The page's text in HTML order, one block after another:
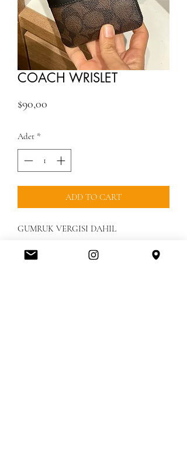
COACH WRISLET
$90,00
Adet *
ADD TO CART
GUMRUK VERGISI DAHIL